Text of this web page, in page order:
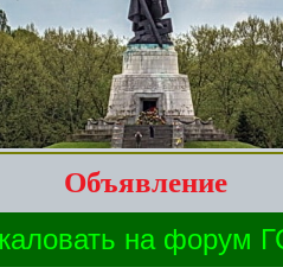
Объявление